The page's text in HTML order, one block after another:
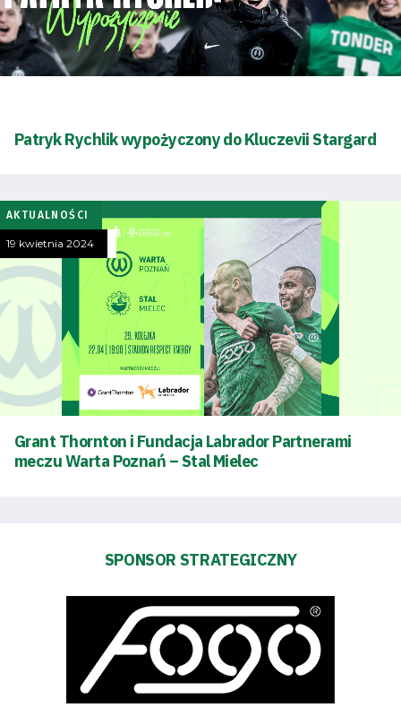
oszczędności
energii
Dostępność
SEARCH
Search Button
Klub
Tabela
Patryk Rychlik wypożyczony do Kluczevii Stargard
AKTUALNOŚCI
19 kwietnia 2024
Grant Thornton i Fundacja Labrador Partnerami
meczu Warta Poznań – Stal Mielec
SPONSOR STRATEGICZNY